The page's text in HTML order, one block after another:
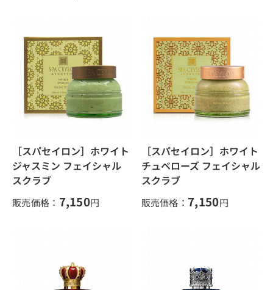
［スパセイロン］ホワイト
ジャスミン フェイシャル
スクラブ
販売価格： 7,150円
［スパセイロン］ホワイト
チュベローズ フェイシャル
スクラブ
販売価格： 7,150円